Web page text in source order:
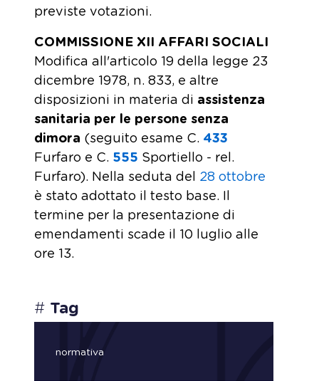
previste votazioni.
COMMISSIONE XII AFFARI SOCIALI
Modifica all'articolo 19 della legge 23
dicembre 1978, n. 833, e altre
disposizioni in materia di assistenza
sanitaria per le persone senza
dimora (seguito esame C. 433
Furfaro e C. 555 ​ Sportiello - rel.
Furfaro). Nella seduta del 28 ottobre
è stato adottato il testo base. Il
termine per la presentazione di
emendamenti scade il 10 luglio alle
ore 13.
# Tag
normativa